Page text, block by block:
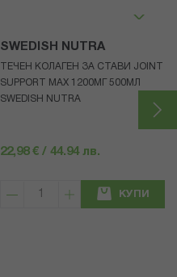
SWEDISH NUTRA
ТЕЧЕН КОЛАГЕН ЗА СТАВИ JOINT
SUPPORT MAX 1200МГ 500МЛ
SWEDISH NUTRA
22,98 € / 44.94 лв.
КУПИ